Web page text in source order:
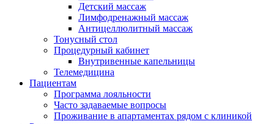
Детский массаж
Лимфодренажный массаж
Антицеллюлитный массаж
Тонусный стол
Процедурный кабинет
Внутривенные капельницы
Телемедицина
Пациентам
Программа лояльности
Часто задаваемые вопросы
Проживание в апартаментах рядом с клиникой